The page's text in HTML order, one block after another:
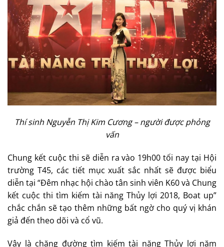
Thí sinh Nguyễn Thị Kim Cương – người được phỏng
vấn
Chung kết cuộc thi sẽ diễn ra vào 19h00 tối nay tại Hội
trường T45, các tiết mục xuất sắc nhất sẽ được biểu
diễn tại “Đêm nhạc hội chào tân sinh viên K60 và Chung
kết cuộc thi tìm kiếm tài năng Thủy lợi 2018, Boat up”
chắc chắn sẽ tạo thêm những bất ngờ cho quý vị khán
giả đến theo dõi và cổ vũ.
Vậy là chặng đường tìm kiếm tài năng Thủy lợi năm